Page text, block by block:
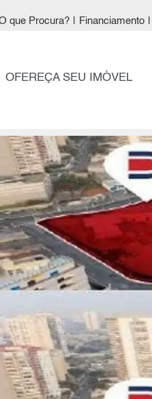
que Procura? Financiamento
OFEREÇA SEU IMÓVEL